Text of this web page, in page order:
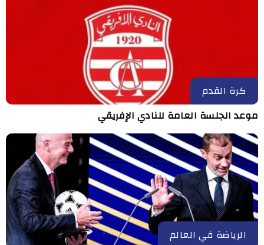
كرة القدم
موعد الجلسة العامة للنادي الإفريقي
الرياضة في العالم